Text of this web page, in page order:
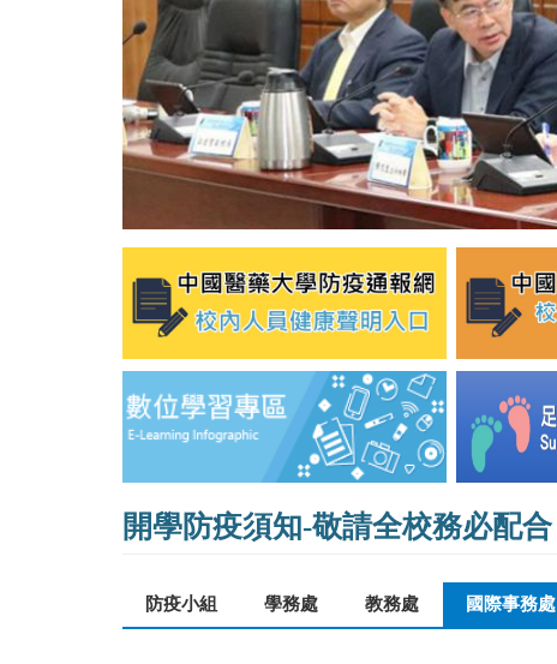
開學防疫須知-敬請全校務必配合
防疫小組 學務處 教務處 國際事務處